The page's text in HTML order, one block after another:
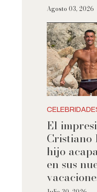
Agosto 03, 2026
El
Cristiano
hijo
en sus